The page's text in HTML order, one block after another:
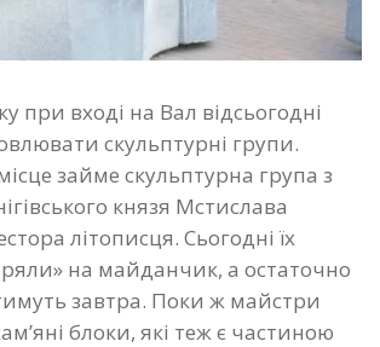
при вході на Вал відсьогодні
скульптурні групи.
займе скульптурна група з
князя Мстислава
літописця. Сьогодні їх
на майданчик, а остаточно
завтра. Поки ж майстри
блоки, які теж є частиною